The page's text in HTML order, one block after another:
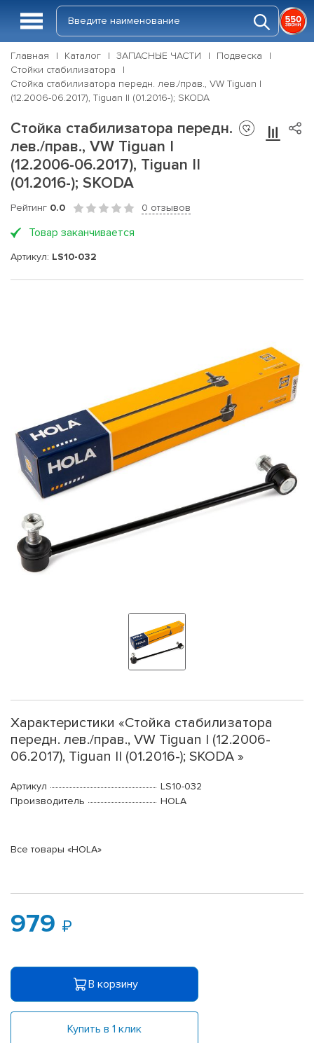
Главная Каталог ЗАПАСНЫЕ ЧАСТИ
Подвеска
Стойки стабилизатора
Стойка стабилизатора передн. лев./прав., VW Tiguan I
(12.2006-06.2017), Tiguan II (01.2016-); SKODA
Стойка стабилизатора передн.
лев./прав., VW Tiguan I
(12.2006-06.2017), Tiguan II
(01.2016-); SKODA
Рейтинг 0.0 0 отзывов
Товар заканчивается
Артикул: LS10-032
Характеристики «Стойка стабилизатора
передн. лев./прав., VW Tiguan I (12.2006-
06.2017), Tiguan II (01.2016-); SKODA »
Артикул
LS10-032
Производитель
HOLA
Все товары «HOLA»
979
В корзину
Купить в 1 клик